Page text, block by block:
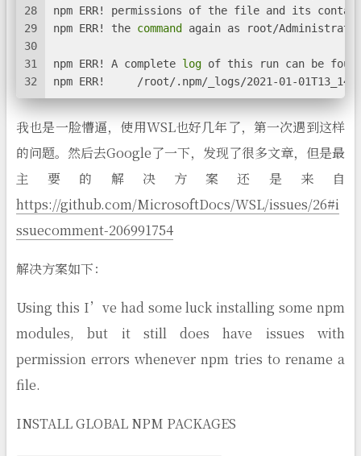
28
29
30
31
32
npm ERR! permissions of the file and its
npm ERR! the command again as root/
npm ERR! A complete log of this run can be
npm ERR!     /root/.npm/_logs/2021-01-
我也是一脸懵逼，使用WSL也好几年了，第一次遇到这样
的问题。然后去Google了一下，发现了很多文章，但是最
主要的解决方案还是来自
https://github.com/MicrosoftDocs/WSL/issues/26#i
ssuecomment-206991754
解决方案如下：
Using this I’ve had some luck installing some npm
modules, but it still does have issues with
permission errors whenever npm tries to rename a
file.
INSTALL GLOBAL NPM PACKAGES